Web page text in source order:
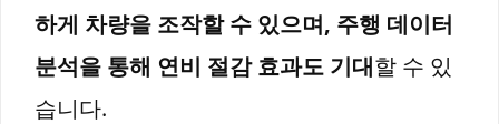
하게 차량을 조작할 수 있으며, 주행 데이터
분석을 통해 연비 절감 효과도 기대할 수 있
습니다.